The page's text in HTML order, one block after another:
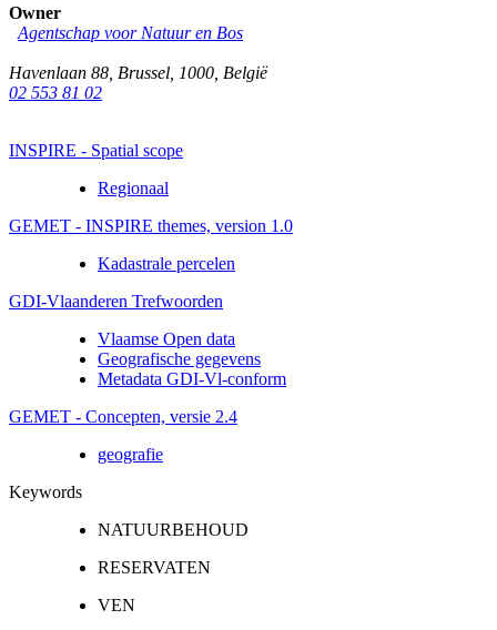
Owner
Agentschap voor Natuur en Bos
Havenlaan 88 Brussel 1000 België
02 553 81 02
INSPIRE - Spatial scope
Regionaal
GEMET - INSPIRE themes, version 1.0
Kadastrale percelen
GDI-Vlaanderen Trefwoorden
Vlaamse Open data
Geografische gegevens
Metadata GDI-Vl-conform
GEMET - Concepten, versie 2.4
geografie
Keywords
NATUURBEHOUD
RESERVATEN
VEN